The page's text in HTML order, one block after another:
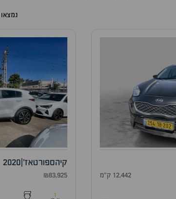
נמצאו
12,442 ק"מ
קיהספורטאז'|
2020
₪83,925
1